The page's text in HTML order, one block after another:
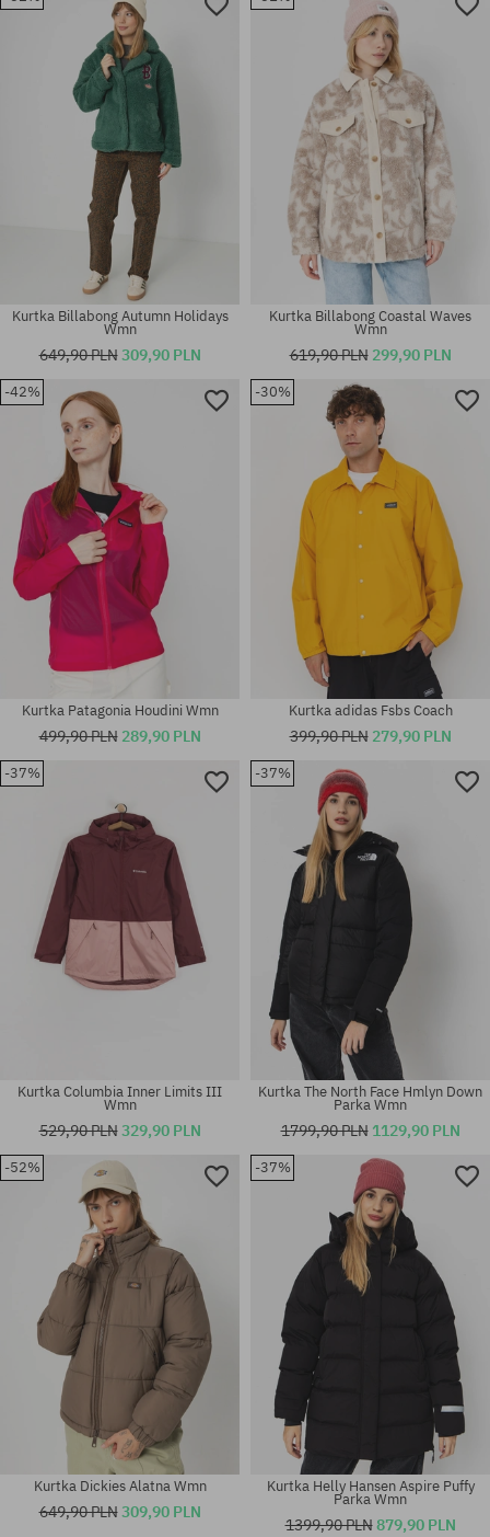
Dostępne rozmiary:
Dostępne rozmiary:
Dostępne rozmiary:
Dostępne rozmiary:
Kurtka Billabong Autumn Holidays
Wmn
649,90 PLN309,90 PLN
Dostępne rozmiary:
Kurtka Billabong Coastal Waves
Wmn
619,90 PLN 299,90 PLN
-42%
Dostępne rozmiary:
Kurtka Patagonia Houdini Wmn
499,90 PLN 289,90 PLN
-30%
Dostępne rozmiary:
Kurtka adidas Fsbs Coach
399,90 PLN 279,90 PLN
-37%
Kurtka Columbia Inner Limits III
Wmn
529,90 PLN329,90 PLN
-37%
Kurtka The North Face Hmlyn Down
Parka Wmn
1799,90 PLN 1129,90 PLN
-52%
Kurtka Dickies Alatna Wmn
649,90 PLN309,90 PLN
-37%
Kurtka Helly Hansen Aspire Puffy
Parka Wmn
1399,90 PLN879,90 PLN